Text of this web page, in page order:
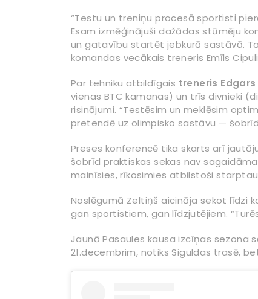
“Testu un treniņu procesā sportisti
Esam izmēģinājuši dažādas stūmēju
un gatavību startēt jebkurā sastāvā.
komandas vecākais treneris Emīls
Par tehniku atbildīgais treneris
vienas BTC kamanas) un trīs divnieki
risinājumi. “Testēsim un meklēsim
pretendē uz olimpisko sastāvu —
Preses konferencē tika skarts arī
šobrīd praktiskas sekas nav
mainīsies, rīkosimies atbilstoši
Noslēgumā Zeltiņš aicināja sekot līdzi
gan sportistiem, gan līdzjutējiem.
Jaunā Pasaules kausa izcīņas sezona
21.decembrim, notiks Siguldas trasē,